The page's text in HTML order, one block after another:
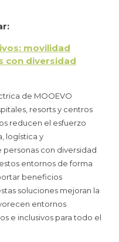
movilidad
con diversidad
de MOOEVO
resorts y centros
reducen el esfuerzo
logística y
con diversidad
entornos de forma
beneficios
soluciones mejoran la
entornos
e inclusivos para todo el